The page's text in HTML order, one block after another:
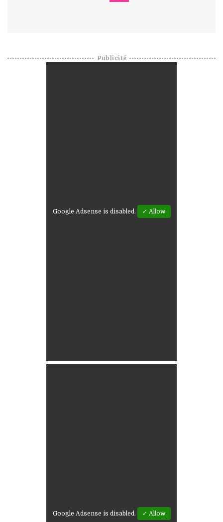
Publicité
Google Adsense is disabled. ✓ Allow
Google Adsense is disabled. ✓ Allow